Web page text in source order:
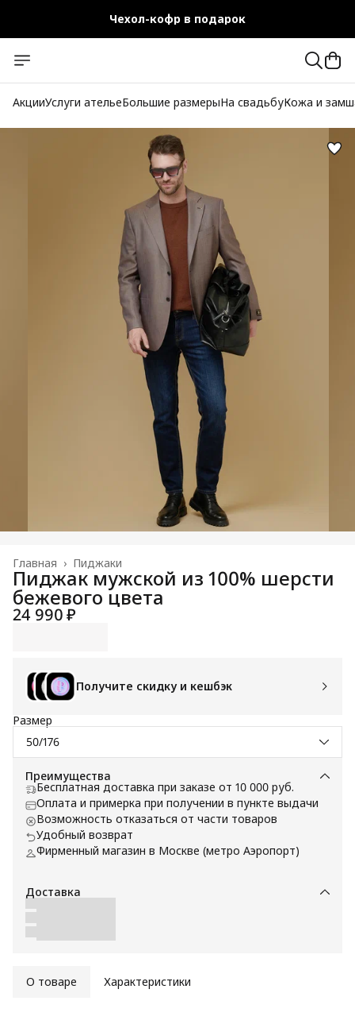
Чехол-кофр в подарок
Бесплатная доставка при заказе от 10 000 руб.
АкцииУслуги ательеБольшие размерыНа свадьбуКожа и
Пиджаки
Главная ›
Пиджак мужской из 100% шерсти
бежевого цвета
24 990 ₽
Получите скидку и кешбэк
Размер
50/176
Преимущества
Бесплатная доставка при заказе от 10 000 руб.
Оплата и примерка при получении в пункте выдачи
Возможность отказаться от части товаров
Удобный возврат
Фирменный магазин в Москве (метро Аэропорт)
Доставка
О товаре Характеристики